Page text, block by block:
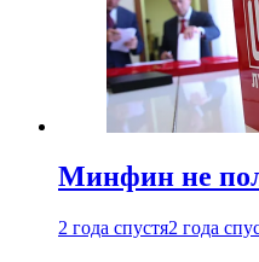
Минфин не
2 года спустя2 года